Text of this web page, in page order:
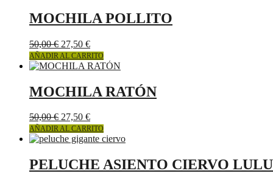
en
la
producto
MOCHILA POLLITO
50,00€ 27,50 €
AÑADIR AL CARRITO
MOCHILA RATÓN
50,00€ 27,50 €
AÑADIR AL CARRITO
PELUCHE ASIENTO CIERVO LULU